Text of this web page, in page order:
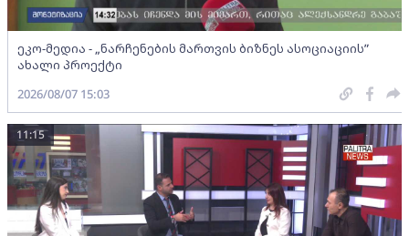
ეკო-მედია - „ნარჩენების მართვის ბიზნეს ასოციაციის”
ახალი პროექტი
2026/08/07 15:03
11:15